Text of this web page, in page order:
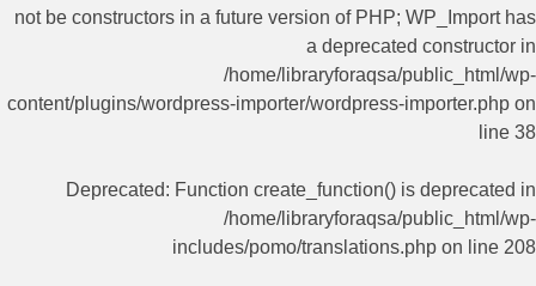
not be constructors in a future version of PHP; WP_Import has
a deprecated constructor in
/home/libraryforaqsa/public_html/wp-
content/plugins/wordpress-importer/wordpress-importer.php on
line 38
Deprecated: Function create_function() is deprecated in
/home/libraryforaqsa/public_html/wp-
includes/pomo/translations.php on line 208